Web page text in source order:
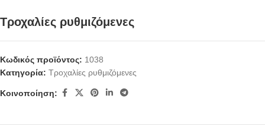
Τροχαλίες ρυθμιζόμενες
Κωδικός προϊόντος: 1038
Κατηγορία: Τροχαλίες ρυθμιζόμενες
Κοινοποίηση: